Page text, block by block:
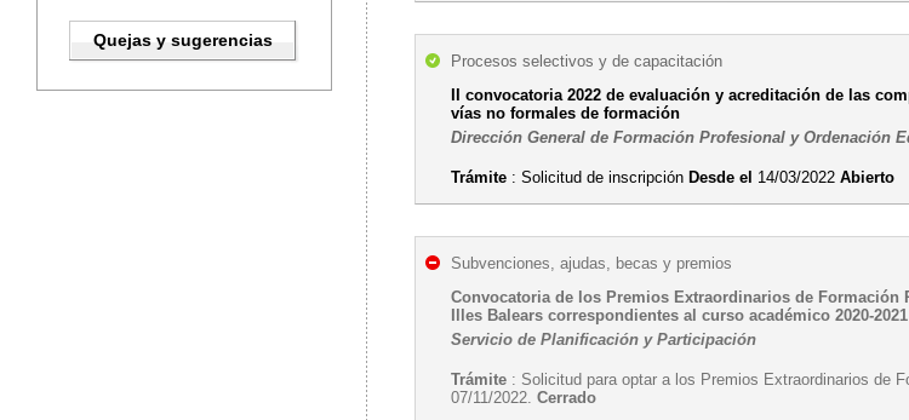
Procesos selectivos y de capacitación
II convocatoria 2022 de evaluación y acreditación de las
vías no formales de formación
Dirección General de Formación Profesional y Ordenación
Trámite : Solicitud de inscripción Desde el 14/03/2022Abierto
Subvenciones, ajudas, becas y premios
Convocatoria de los Premios Extraordinarios de
Illes Balears correspondientes al curso académico 2020-2021
Servicio de Planificación y Participación
Trámite : Solicitud para optar a los Premios Extraordinarios de
07/11/2022.Cerrado
Quejas y sugerencias